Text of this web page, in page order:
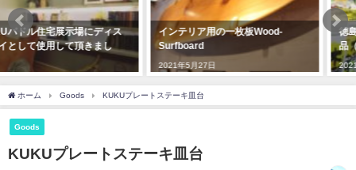
インテリア用の一枚板Wood-
Surfboard
2021年5月27日
徳島県那賀町のふるさと納税返礼
品（WoodBoard KUKU関係）
2021年8月17日
ホーム Goods KUKUプレートステーキ皿台
Goods
KUKUプレートステーキ皿台